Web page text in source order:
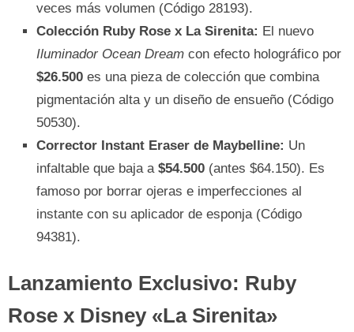
veces más volumen (Código 28193).
Colección Ruby Rose x La Sirenita: El nuevo
Iluminador Ocean Dream con efecto holográfico por
$26.500 es una pieza de colección que combina
pigmentación alta y un diseño de ensueño (Código
50530).
Corrector Instant Eraser de Maybelline: Un
infaltable que baja a $54.500 (antes $64.150). Es
famoso por borrar ojeras e imperfecciones al
instante con su aplicador de esponja (Código
94381).
Lanzamiento Exclusivo: Ruby
Rose x Disney «La Sirenita»